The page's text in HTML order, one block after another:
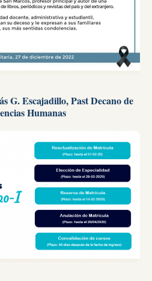
G. Escajadillo, Past Decano de
Humanas